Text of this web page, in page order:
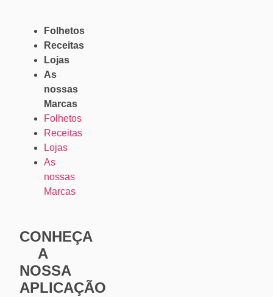
Folhetos
Receitas
Lojas
As
nossas
Marcas
Folhetos
Receitas
Lojas
As
nossas
Marcas
CONHEÇA
A
NOSSA
APLICAÇÃO